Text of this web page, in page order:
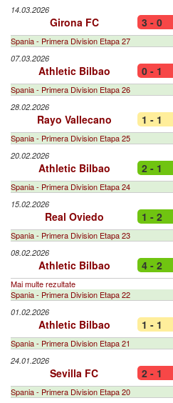
14.03.2026
Girona FC 3 - 0
Spania - Primera Division Etapa 27
07.03.2026
Athletic Bilbao 0 - 1
Spania - Primera Division Etapa 26
28.02.2026
Rayo Vallecano 1 - 1
Spania - Primera Division Etapa 25
20.02.2026
Athletic Bilbao 2 - 1
Spania - Primera Division Etapa 24
15.02.2026
Real Oviedo 1 - 2
Spania - Primera Division Etapa 23
08.02.2026
Athletic Bilbao 4 - 2
Mai multe rezultate
Spania - Primera Division Etapa 22
01.02.2026
Athletic Bilbao 1 - 1
Spania - Primera Division Etapa 21
24.01.2026
Sevilla FC 2 - 1
Spania - Primera Division Etapa 20